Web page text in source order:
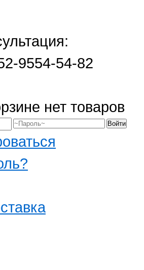
9554-54-82
нет товаров